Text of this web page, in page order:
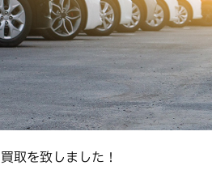
取を致しました！